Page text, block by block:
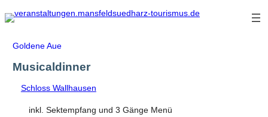
Zum
Inhalt
Goldene Aue
Musicaldinner
Schloss Wallhausen
inkl. Sektempfang und 3 Gänge Menü